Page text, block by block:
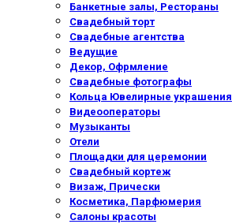
Банкетные залы, Рестораны
Свадебный торт
Свадебные агентства
Ведущие
Декор, Офрмление
Свадебные фотографы
Кольца Ювелирные украшения
Видеооператоры
Музыканты
Отели
Площадки для церемонии
Свадебный кортеж
Визаж, Прически
Косметика, Парфюмерия
Салоны красоты